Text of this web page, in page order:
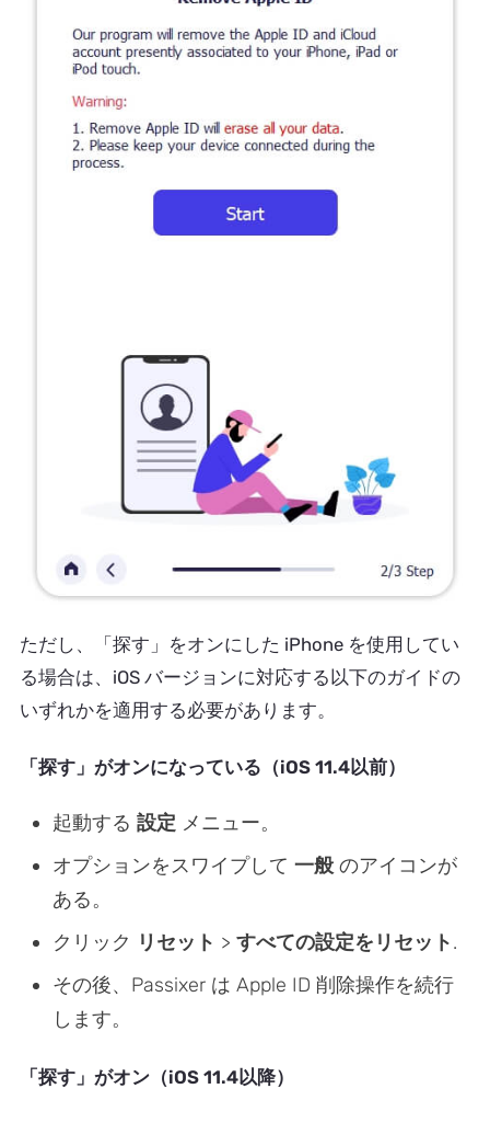
ただし、「探す」をオンにした iPhone を使用してい
る場合は、iOS バージョンに対応する以下のガイドの
いずれかを適用する必要があります。
「探す」がオンになっている（iOS 11.4以前）
起動する 設定 メニュー。
オプションをスワイプして 一般のアイコンが
ある。
クリック リセット > すべての設定をリセット.
その後、Passixer は Apple ID 削除操作を続行
します。
「探す」がオン（iOS 11.4以降）